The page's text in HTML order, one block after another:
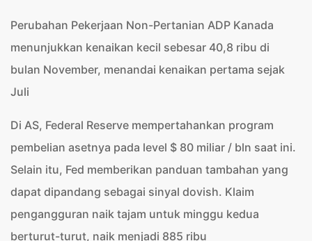
Perubahan Pekerjaan Non-Pertanian ADP Kanada
menunjukkan kenaikan kecil sebesar 40,8 ribu di
bulan November, menandai kenaikan pertama sejak
Juli
Di AS, Federal Reserve mempertahankan program
pembelian asetnya pada level $ 80 miliar / bln saat ini.
Selain itu, Fed memberikan panduan tambahan yang
dapat dipandang sebagai sinyal dovish. Klaim
pengangguran naik tajam untuk minggu kedua
berturut-turut, naik menjadi 885 ribu